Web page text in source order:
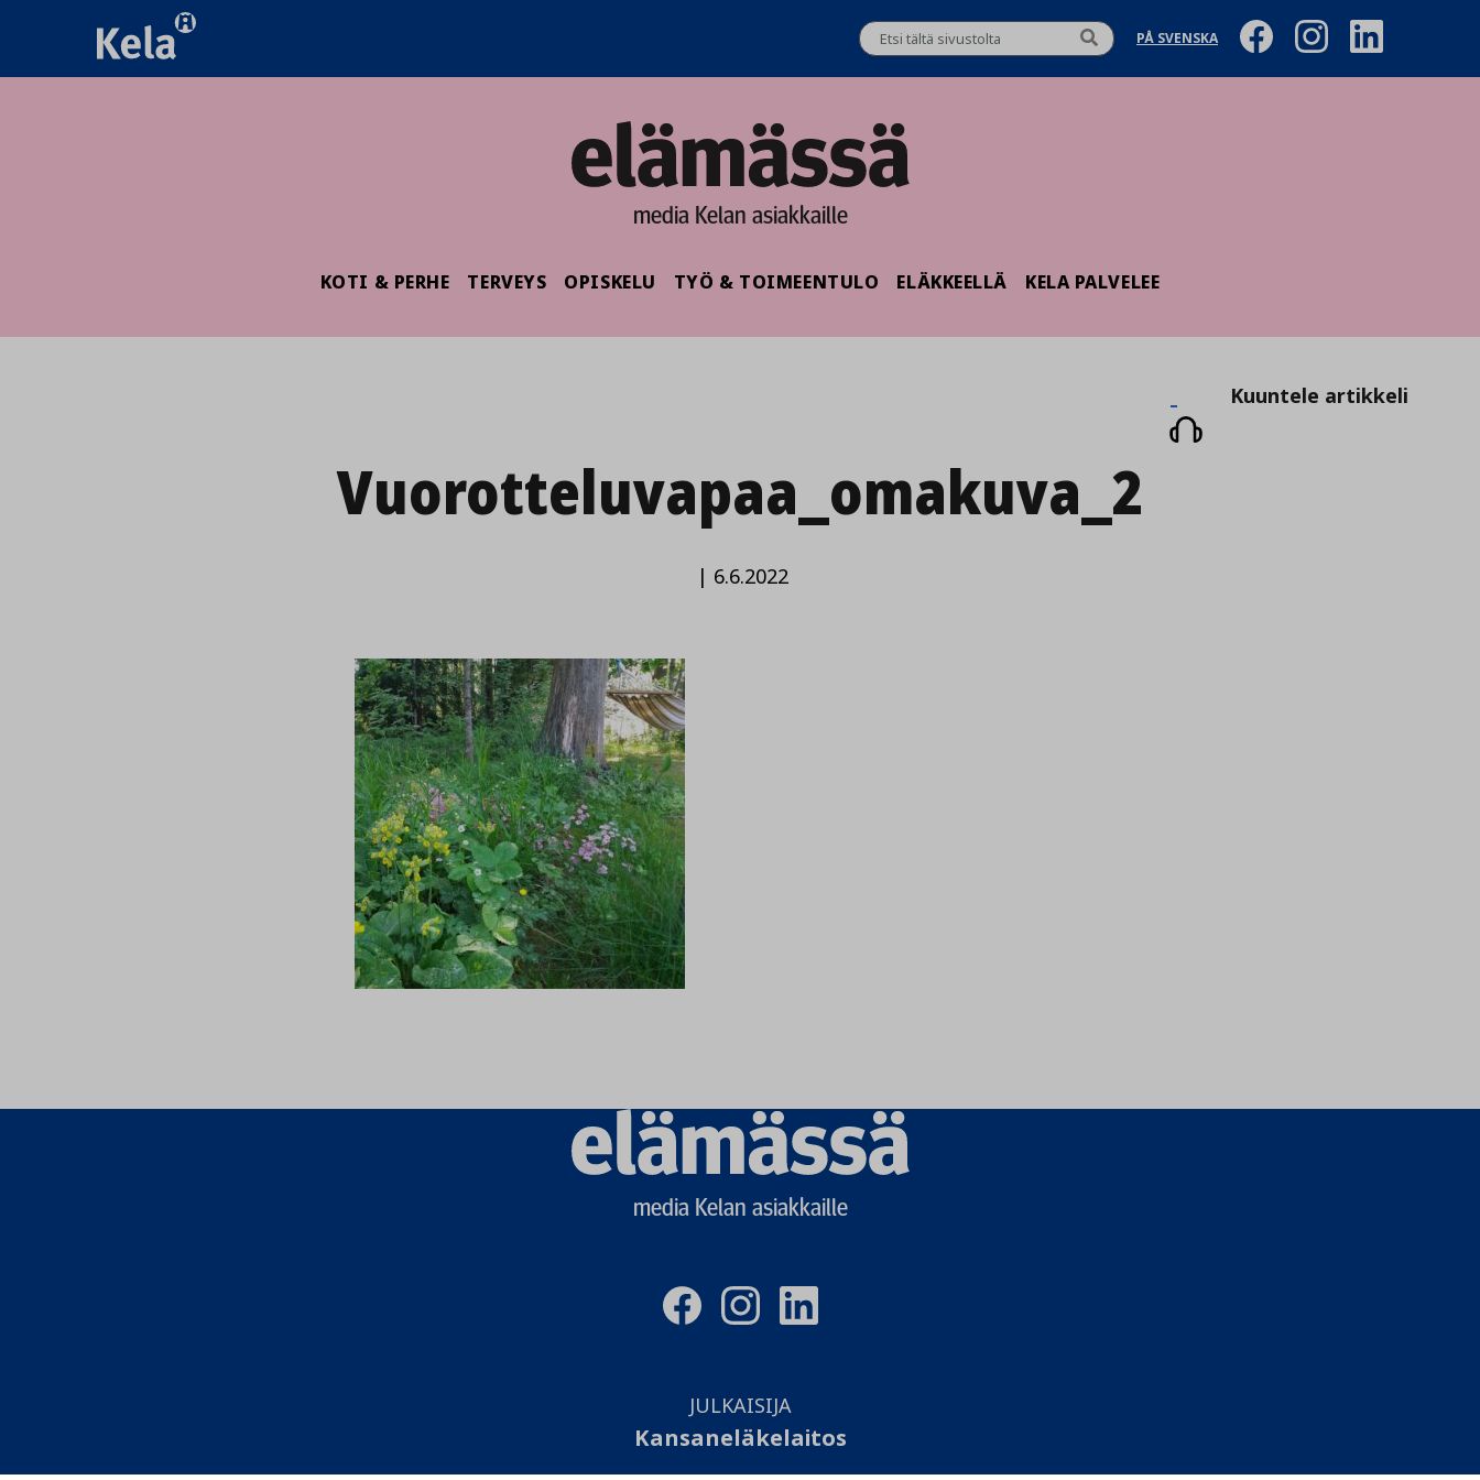
PÅ SVENSKA
media Kelan asiakkaille
KOTI & PERHE TERVEYS OPISKELU TYÖ & TOIMEENTULO ELÄKKEELLÄ KELA PALVELEE
Kuuntele
artikkeli
Kuuntele artikkeli
Vuorotteluvapaa_omakuva_2
| 6.6.2022
Elämässä
logo
media Kelan asiakkaille
JULKAISIJA
Kansaneläkelaitos